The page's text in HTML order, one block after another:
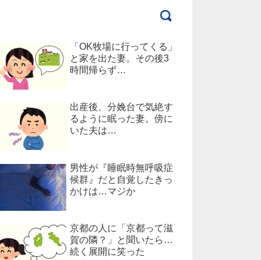
「OK牧場に行ってくる」
と家を出た妻。その後3
時間帰らず…
出産後、分娩台で気絶す
るように眠った妻。傍に
いた夫は…
男性が『睡眠時無呼吸症
候群』だと自覚したきっ
かけは…マジか
京都の人に「京都って滋
賀の隣？」と聞いたら…
続く展開に笑った